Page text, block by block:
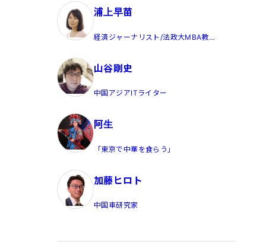
浦上早苗
経済ジャーナリスト/法政大MBA教
山谷剛史
中国アジアITライター
阿生
「東京で中華を食らう」
加藤ヒロト
中国車研究家